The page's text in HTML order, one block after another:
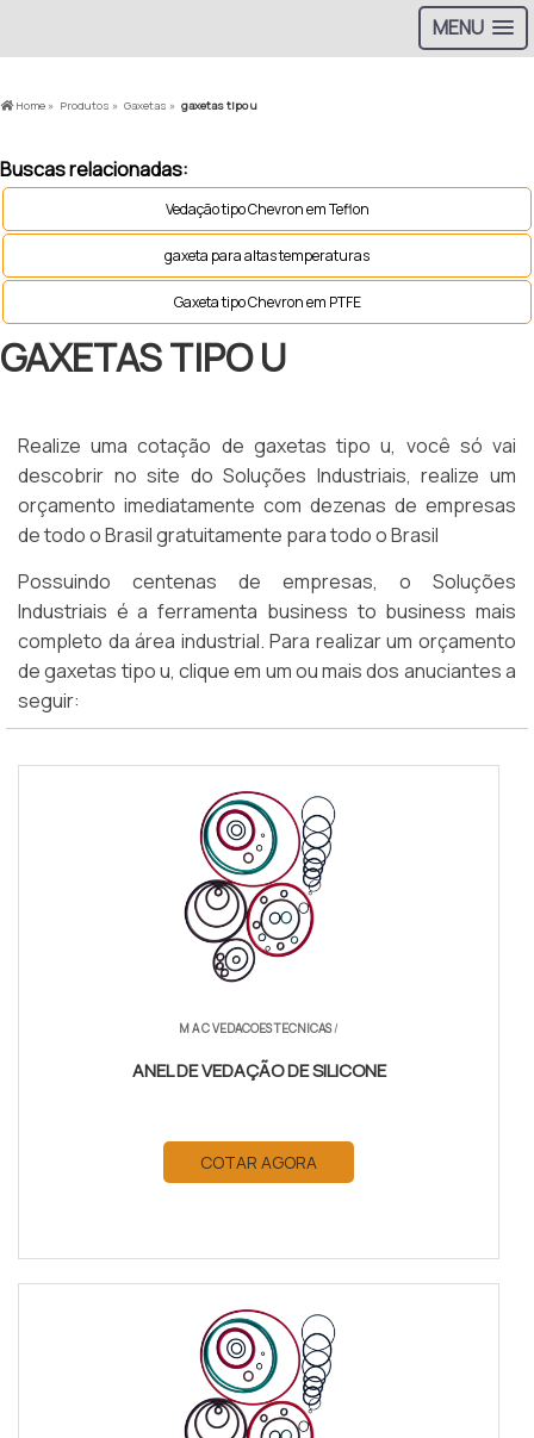
MENU
Home » Produtos » Gaxetas » gaxetas tipo u
Buscas relacionadas:
Vedação tipo Chevron em Teflon
gaxeta para altas temperaturas
Gaxeta tipo Chevron em PTFE
GAXETAS TIPO U
Realize uma cotação de gaxetas tipo u, você só vai
descobrir no site do Soluções Industriais, realize um
orçamento imediatamente com dezenas de empresas
de todo o Brasil gratuitamente para todo o Brasil
Possuindo centenas de empresas, o Soluções
Industriais é a ferramenta business to business mais
completo da área industrial. Para realizar um orçamento
de gaxetas tipo u, clique em um ou mais dos anuciantes a
seguir:
M A C VEDACOES TECNICAS/
ANEL DE VEDAÇÃO DE SILICONE
COTAR AGORA